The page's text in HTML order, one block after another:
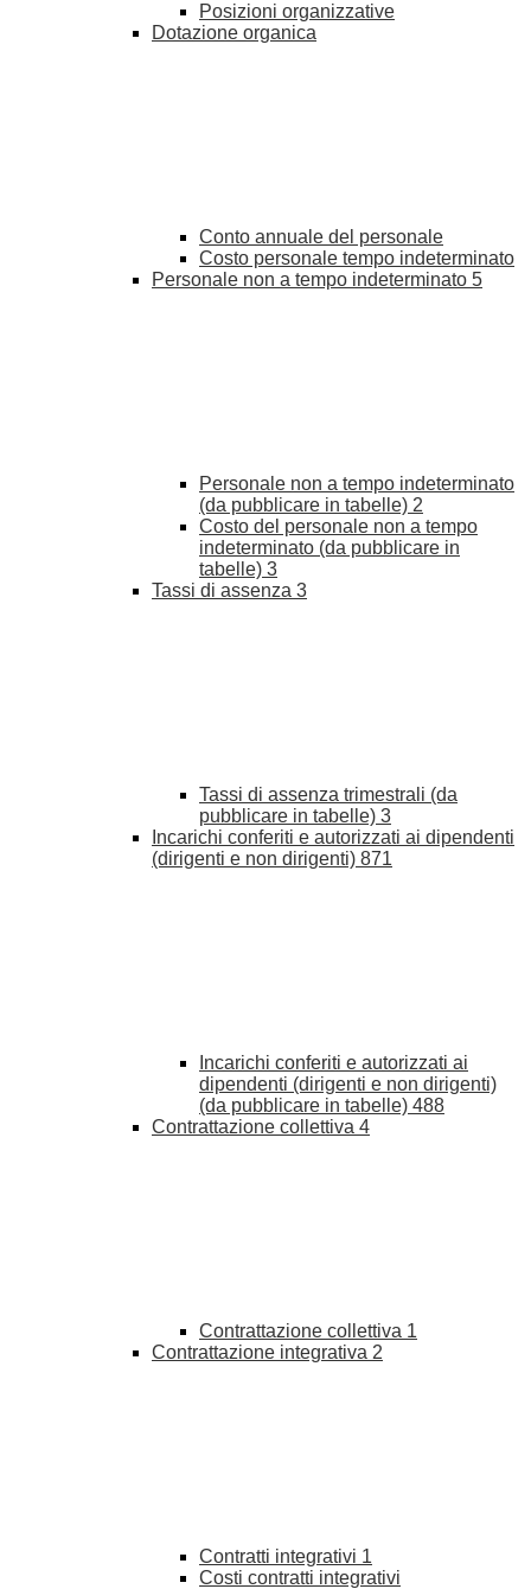
Posizioni organizzative
Dotazione organica
Conto annuale del personale
Costo personale tempo indeterminato
Personale non a tempo indeterminato 5
Personale non a tempo indeterminato
(da pubblicare in tabelle) 2
Costo del personale non a tempo
indeterminato (da pubblicare in
tabelle) 3
Tassi di assenza 3
Tassi di assenza trimestrali (da
pubblicare in tabelle) 3
Incarichi conferiti e autorizzati ai dipendenti
(dirigenti e non dirigenti) 871
Incarichi conferiti e autorizzati ai
dipendenti (dirigenti e non dirigenti)
(da pubblicare in tabelle) 488
Contrattazione collettiva 4
Contrattazione collettiva 1
Contrattazione integrativa 2
Contratti integrativi 1
Costi contratti integrativi